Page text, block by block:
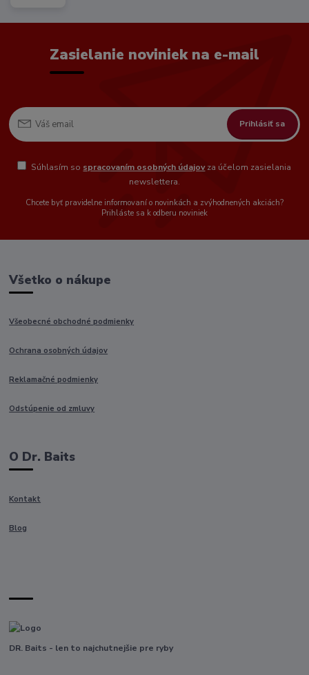
Zasielanie noviniek na e-mail
Prihlásiť sa
Súhlasím so spracovaním osobných údajovza účelom zasielania
newslettera.
Chcete byť pravidelne informovaní o novinkách a zvýhodnených akciách?
Prihláste sa k odberu noviniek
Všetko o nákupe
Všeobecné obchodné podmienky
Ochrana osobných údajov
Reklamačné podmienky
Odstúpenie od zmluvy
O Dr. Baits
Kontakt
Blog
DR. Baits - len to najchutnejšie pre ryby